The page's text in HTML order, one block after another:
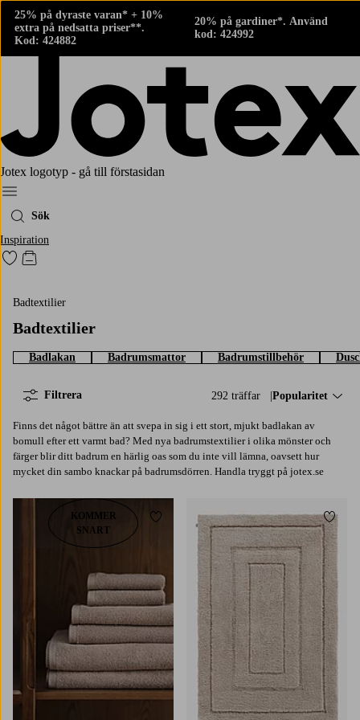
25% på dyraste varan* + 10%
extra på nedsatta priser**.
Kod: 424882
20% på gardiner*. Använd
kod: 424992
Jotex logotyp - gå till förstasidan
Meny
Sök
Inspiration
Gå till favoritmarkerade produkter
Gå till kundvagnen
Badtextilier
Badtextilier
Badlakan Badrumsmattor Badrumstillbehör
292 träffar Sortera på:
Popularitet
Filtrera
Finns det något bättre än att svepa in sig i ett stort, mjukt badlakan av
bomull efter ett varmt bad? Med nya badrumstextilier i olika mönster och
färger blir ditt badrum en härlig oas som du inte vill lämna, oavsett hur
mycket din sambo knackar på badrumsdörren. Handla tryggt på jotex.se
KOMMER
SNART
Lägg till i favoriter Lägg
50X80 80X12080X150